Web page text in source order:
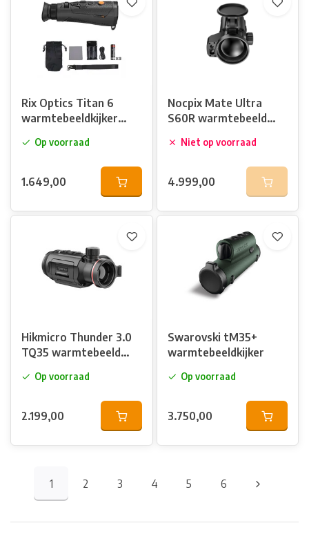
Rix Optics Titan 6
warmtebeeldkijker
Op voorraad
1.649,00
Nocpix Mate Ultra
S60R warmtebeeld
Niet op voorraad
4.999,00
Hikmicro Thunder 3.0
TQ35 warmtebeeld
Op voorraad
2.199,00
Swarovski tM35+
warmtebeeldkijker
Op voorraad
3.750,00
1 2 3 4 5 6